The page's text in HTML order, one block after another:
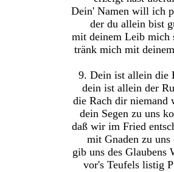
Dein' Namen will ich
der du allein bist
mit deinem Leib mich
tränk mich mit
9. Dein ist allein die
dein ist allein der
die Rach dir niemand
dein Segen zu uns
daß wir im Fried
mit Gnaden zu uns
gib uns des Glaubens
vor's Teufels listig